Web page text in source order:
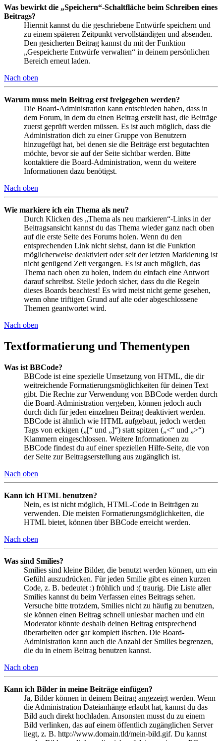
Was bewirkt die „Speichern“-Schaltfläche beim Schreiben eines
Beitrags?
Hiermit kannst du die geschriebene Entwürfe speichern und
zu einem späteren Zeitpunkt vervollständigen und absenden.
Den gesicherten Beitrag kannst du mit der Funktion
„Gespeicherte Entwürfe verwalten“ in deinem persönlichen
Bereich erneut laden.
Nach oben
Warum muss mein Beitrag erst freigegeben werden?
Die Board-Administration kann entschieden haben, dass in
dem Forum, in dem du einen Beitrag erstellt hast, die Beiträge
zuerst geprüft werden müssen. Es ist auch möglich, dass die
Administration dich zu einer Gruppe von Benutzern
hinzugefügt hat, bei denen sie die Beiträge erst begutachten
möchte, bevor sie auf der Seite sichtbar werden. Bitte
kontaktiere die Board-Administration, wenn du weitere
Informationen dazu benötigst.
Nach oben
Wie markiere ich ein Thema als neu?
Durch Klicken des „Thema als neu markieren“-Links in der
Beitragsansicht kannst du das Thema wieder ganz nach oben
auf die erste Seite des Forums holen. Wenn du den
entsprechenden Link nicht siehst, dann ist die Funktion
möglicherweise deaktiviert oder seit der letzten Markierung ist
nicht genügend Zeit vergangen. Es ist auch möglich, das
Thema nach oben zu holen, indem du einfach eine Antwort
darauf schreibst. Stelle jedoch sicher, dass du die Regeln
dieses Boards beachtest! Es wird meist nicht gerne gesehen,
wenn ohne triftigen Grund auf alte oder abgeschlossene
Themen geantwortet wird.
Nach oben
Textformatierung und Thementypen
Was ist BBCode?
BBCode ist eine spezielle Umsetzung von HTML, die dir
weitreichende Formatierungsmöglichkeiten für deinen Text
gibt. Die Rechte zur Verwendung von BBCode werden durch
die Board-Administration vergeben, können jedoch auch
durch dich für jeden einzelnen Beitrag deaktiviert werden.
BBCode ist ähnlich wie HTML aufgebaut, jedoch werden
Tags von eckigen („[“ und „]“) statt spitzen („<“ und „>“)
Klammern eingeschlossen. Weitere Informationen zu
BBCode findest du auf einer speziellen Hilfe-Seite, die von
der Seite zur Beitragserstellung aus zugänglich ist.
Nach oben
Kann ich HTML benutzen?
Nein, es ist nicht möglich, HTML-Code in Beiträgen zu
verwenden. Die meisten Formatierungsmöglichkeiten, die
HTML bietet, können über BBCode erreicht werden.
Nach oben
Was sind Smilies?
Smilies sind kleine Bilder, die benutzt werden können, um ein
Gefühl auszudrücken. Für jeden Smilie gibt es einen kurzen
Code, z. B. bedeutet :) fröhlich und :( traurig. Die Liste aller
Smilies kannst du beim Verfassen eines Beitrags sehen.
Versuche bitte trotzdem, Smilies nicht zu häufig zu benutzen,
sie können einen Beitrag schnell unlesbar machen und ein
Moderator könnte deshalb deinen Beitrag entsprechend
überarbeiten oder gar komplett löschen. Die Board-
Administration kann auch die Anzahl der Smilies begrenzen,
die du in einem Beitrag benutzen kannst.
Nach oben
Kann ich Bilder in meine Beiträge einfügen?
Ja, Bilder können in deinem Beitrag angezeigt werden. Wenn
die Administration Dateianhänge erlaubt hat, kannst du das
Bild auch direkt hochladen. Ansonsten musst du zu einem
Bild verlinken, das auf einem öffentlich zugänglichen Server
liegt, z. B. http://www.domain.tld/mein-bild.gif. Du kannst